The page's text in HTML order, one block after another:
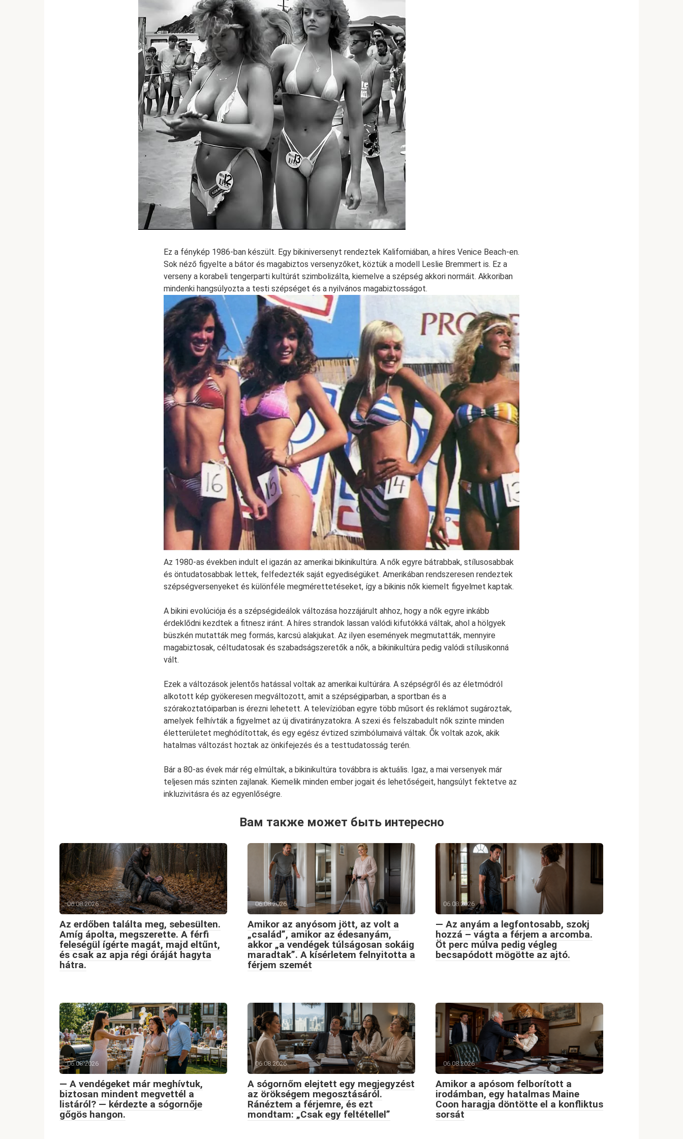
Ez a fénykép 1986-ban készült. Egy bikiniversenyt rendeztek Kaliforniában, a híres Venice Beach-en.
Sok néző figyelte a bátor és magabiztos versenyzőket, köztük a modell Leslie Bremmert is. Ez a
verseny a korabeli tengerparti kultúrát szimbolizálta, kiemelve a szépség akkori normáit. Akkoriban
mindenki hangsúlyozta a testi szépséget és a nyilvános magabiztosságot.
Az 1980-as években indult el igazán az amerikai bikinikultúra. A nők egyre bátrabbak, stílusosabbak
és öntudatosabbak lettek, felfedezték saját egyediségüket. Amerikában rendszeresen rendeztek
szépségversenyeket és különféle megmérettetéseket, így a bikinis nők kiemelt figyelmet kaptak.
A bikini evolúciója és a szépségideálok változása hozzájárult ahhoz, hogy a nők egyre inkább
érdeklődni kezdtek a fitnesz iránt. A híres strandok lassan valódi kifutókká váltak, ahol a hölgyek
büszkén mutatták meg formás, karcsú alakjukat. Az ilyen események megmutatták, mennyire
magabiztosak, céltudatosak és szabadságszeretők a nők, a bikinikultúra pedig valódi stílusikonná
vált.
Ezek a változások jelentős hatással voltak az amerikai kultúrára. A szépségről és az életmódról
alkotott kép gyökeresen megváltozott, amit a szépségiparban, a sportban és a
szórakoztatóiparban is érezni lehetett. A televízióban egyre több műsort és reklámot sugároztak,
amelyek felhívták a figyelmet az új divatirányzatokra. A szexi és felszabadult nők szinte minden
életterületet meghódítottak, és egy egész évtized szimbólumaivá váltak. Ők voltak azok, akik
hatalmas változást hoztak az önkifejezés és a testtudatosság terén.
Bár a 80-as évek már rég elmúltak, a bikinikultúra továbbra is aktuális. Igaz, a mai versenyek már
teljesen más szinten zajlanak. Kiemelik minden ember jogait és lehetőségeit, hangsúlyt fektetve az
inkluzivitásra és az egyenlőségre.
Вам также может быть интересно
06.08.2026
Az erdőben találta meg, sebesülten.
Amíg ápolta, megszerette. A férfi
feleségül ígérte magát, majd eltűnt,
és csak az apja régi óráját hagyta
hátra.
06.08.2026
Amikor az anyósom jött, az volt a
„család”, amikor az édesanyám,
akkor „a vendégek túlságosan sokáig
maradtak”. A kísérletem felnyitotta a
férjem szemét
06.08.2026
— Az anyám a legfontosabb, szokj
hozzá – vágta a férjem a arcomba.
Öt perc múlva pedig végleg
becsapódott mögötte az ajtó.
06.08.2026
— A vendégeket már meghívtuk,
biztosan mindent megvettél a
listáról? — kérdezte a sógornője
gőgös hangon.
06.08.2026
A sógornőm elejtett egy megjegyzést
az örökségem megosztásáról.
Ránéztem a férjemre, és ezt
mondtam: „Csak egy feltétellel”
06.08.2026
Amikor a apósom felborított a
irodámban, egy hatalmas Maine
Coon haragja döntötte el a konfliktus
sorsát